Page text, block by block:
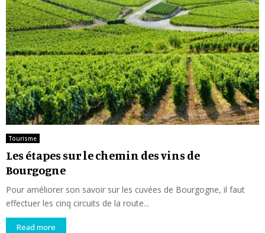
Tourisme
Les étapes sur le chemin des vins de
Bourgogne
Pour améliorer son savoir sur les cuvées de Bourgogne, il faut
effectuer les cinq circuits de la route...
Read more